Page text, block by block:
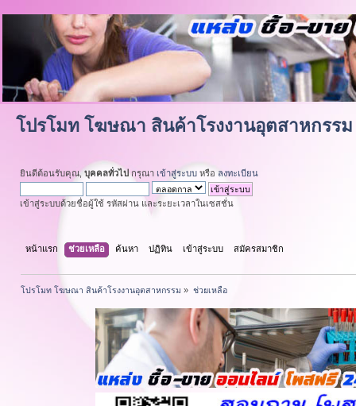
โปรโมท โฆษณา สินค้าโรงงานอุตสาหกรรม
ยินดีต้อนรับคุณ,บุคคลทั่วไปกรุณา เข้าสู่ระบบ หรือ ลงทะเบียน
เข้าสู่ระบบด้วยชื่อผู้ใช้ รหัสผ่าน และระยะเวลาในเซสชั่น
หน้าแรก ช่วยเหลือ ค้นหา ปฏิทิน เข้าสู่ระบบ สมัครสมาชิก
โปรโมท โฆษณา สินค้าโรงงานอุตสาหกรรม » ช่วยเหลือ